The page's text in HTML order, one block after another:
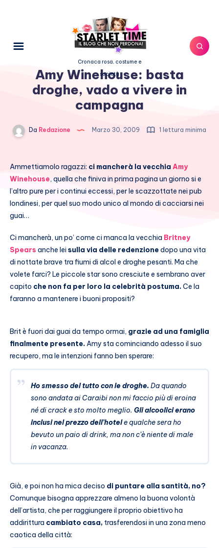
Cronaca rosa, costume e
società
Amy Winehouse: basta
droghe, vado a vivere in
campagna
Da Redazione Marzo 30, 2009 1 lettura minima
Ammettiamolo ragazzi: ci mancherà la vecchia Amy
Winehouse, quella che finiva in prima pagina un giorno si e
l’altro pure per i continui eccessi, per le scazzottate nei pub
londinesi, per quel suo modo unico al mondo di cacciarsi nei
guai…
Ci mancherà, un po’ come ci manca la vecchia Britney
Spears anche leisulla via delle redenzionedopo una vita
di nottate brave tra fiumi di alcol e droghe pesanti. Ma che
volete farci? Le piccole star sono cresciute e sembrano aver
capito che non fa per loro la celebrità postuma.Ce la
faranno a mantenere i buoni propositi?
Brit è fuori dai guai da tempo ormai, grazie ad una famiglia
finalmente presente.Amy sta cominciando adesso il suo
recupero, ma le intenzioni fanno ben sperare:
Ho smesso del tutto con le droghe. Da quando
sono andata ai Caraibi non mi faccio più di eroina
né di crack e sto molto meglio. Gli alcoolici erano
inclusi nel prezzo dell’hotele qualche sera ho
bevuto un paio di drink, ma non c’è niente di male
in vacanza.
Già, e poi non ha mica deciso di puntare alla santità, no?
Comunque bisogna apprezzare almeno la buona volontà
dell’artista, che per raggiungere il proprio obiettivo ha
addirittura cambiato casa, trasferendosi in una zona meno
caotica della città: